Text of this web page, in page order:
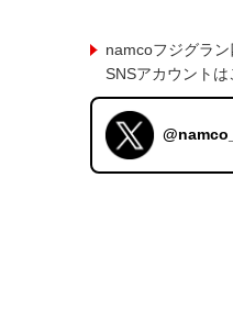
namcoフジグラ
SNSアカウントは